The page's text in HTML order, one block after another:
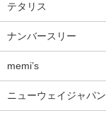
テタリス
ナンバースリー
memi’s
ニューウェイジャパン